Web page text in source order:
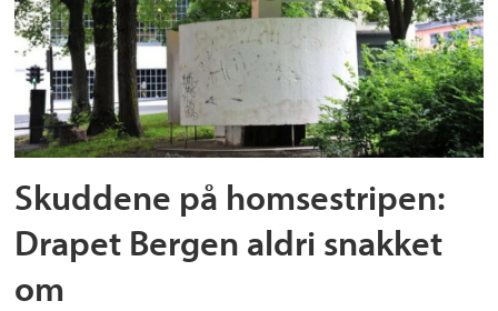
Skuddene på homsestripen:
Drapet Bergen aldri snakket
om